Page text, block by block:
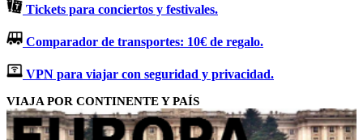
Tickets para conciertos y festivales.
Comparador de transportes: 10€ de regalo.
VPN para viajar con seguridad y privacidad.
VIAJA POR CONTINENTE Y PAÍS